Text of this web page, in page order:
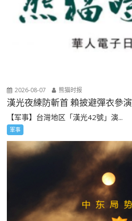
2026-08-07 熊猫时报
漢光夜練防斬首 賴披避彈衣參演
【军事】台灣地区「漢光42號」演...
軍事